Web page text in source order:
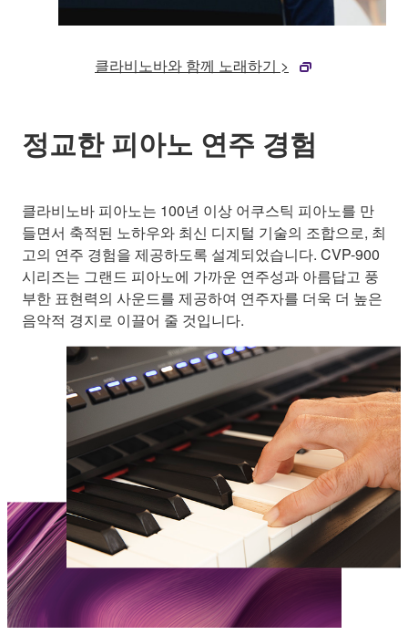
클라비노바와 함께 노래하기 >
정교한 피아노 연주 경험
클라비노바 피아노는 100년 이상 어쿠스틱 피아노를 만
들면서 축적된 노하우와 최신 디지털 기술의 조합으로, 최
고의 연주 경험을 제공하도록 설계되었습니다. CVP-900
시리즈는 그랜드 피아노에 가까운 연주성과 아름답고 풍
부한 표현력의 사운드를 제공하여 연주자를 더욱 더 높은
음악적 경지로 이끌어 줄 것입니다.